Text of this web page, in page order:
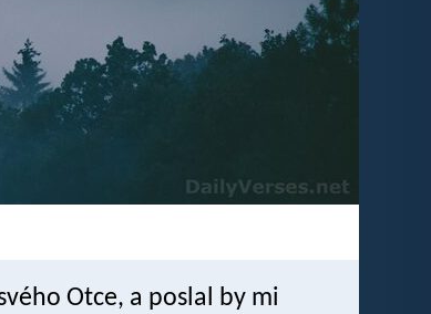
Otce, a poslal by mi